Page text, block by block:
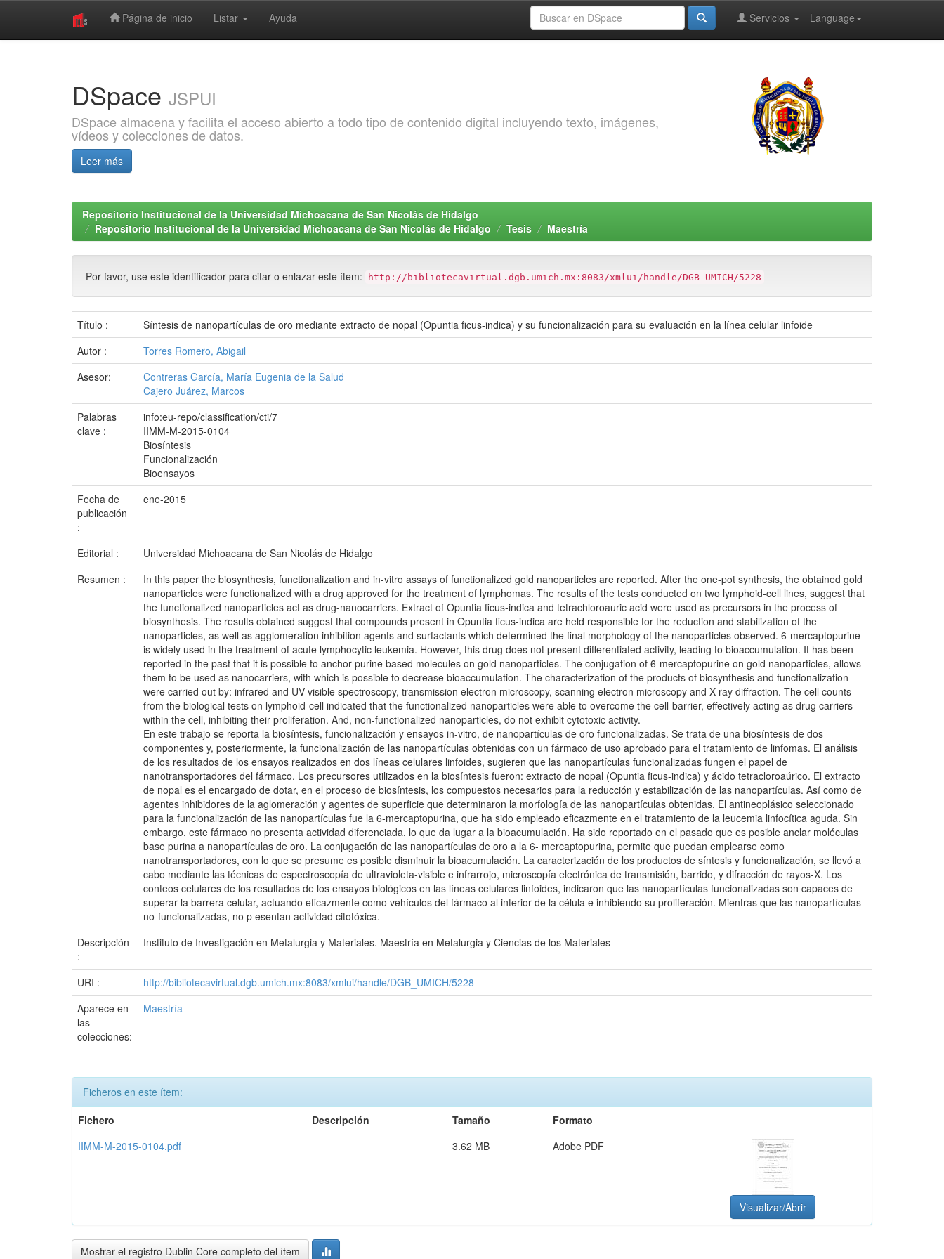
Página de inicio Listar Ayuda Language
Servicios
DSpace JSPUI
DSpace almacena y facilita el acceso abierto a todo tipo de contenido digital incluyendo texto, imágenes,
vídeos y colecciones de datos.
Leer más
Repositorio Institucional de la Universidad Michoacana de San Nicolás de Hidalgo
Repositorio Institucional de la Universidad Michoacana de San Nicolás de Hidalgo
Tesis Maestría
Por favor, use este identificador para citar o enlazar este ítem: http://bibliotecavirtual.dgb.umich.mx:8083/xmlui/handle/DGB_UMICH/5228
Título :
Síntesis de nanopartículas de oro mediante extracto de nopal (Opuntia ficus-indica) y su funcionalización para su evaluación en la línea celular linfoide
Autor :
Torres Romero, Abigail
Asesor:
Contreras García, María Eugenia de la Salud
Cajero Juárez, Marcos
Palabras
clave :
info:eu-repo/classification/cti/7
IIMM-M-2015-0104
Biosíntesis
Funcionalización
Bioensayos
Fecha de
publicación
:
ene-2015
Editorial :
Universidad Michoacana de San Nicolás de Hidalgo
Resumen :
In this paper the biosynthesis, functionalization and in-vitro assays of functionalized gold nanoparticles are reported. After the one-pot synthesis, the obtained gold
nanoparticles were functionalized with a drug approved for the treatment of lymphomas. The results of the tests conducted on two lymphoid-cell lines, suggest that
the functionalized nanoparticles act as drug-nanocarriers. Extract of Opuntia ficus-indica and tetrachloroauric acid were used as precursors in the process of
biosynthesis. The results obtained suggest that compounds present in Opuntia ficus-indica are held responsible for the reduction and stabilization of the
nanoparticles, as well as agglomeration inhibition agents and surfactants which determined the final morphology of the nanoparticles observed. 6-mercaptopurine
is widely used in the treatment of acute lymphocytic leukemia. However, this drug does not present differentiated activity, leading to bioaccumulation. It has been
reported in the past that it is possible to anchor purine based molecules on gold nanoparticles. The conjugation of 6-mercaptopurine on gold nanoparticles, allows
them to be used as nanocarriers, with which is possible to decrease bioaccumulation. The characterization of the products of biosynthesis and functionalization
were carried out by: infrared and UV-visible spectroscopy, transmission electron microscopy, scanning electron microscopy and X-ray diffraction. The cell counts
from the biological tests on lymphoid-cell indicated that the functionalized nanoparticles were able to overcome the cell-barrier, effectively acting as drug carriers
within the cell, inhibiting their proliferation. And, non-functionalized nanoparticles, do not exhibit cytotoxic activity.
En este trabajo se reporta la biosíntesis, funcionalización y ensayos in-vitro, de nanopartículas de oro funcionalizadas. Se trata de una biosíntesis de dos
componentes y, posteriormente, la funcionalización de las nanopartículas obtenidas con un fármaco de uso aprobado para el tratamiento de linfomas. El análisis
de los resultados de los ensayos realizados en dos líneas celulares linfoides, sugieren que las nanopartículas funcionalizadas fungen el papel de
nanotransportadores del fármaco. Los precursores utilizados en la biosíntesis fueron: extracto de nopal (Opuntia ficus-indica) y ácido tetracloroaúrico. El extracto
de nopal es el encargado de dotar, en el proceso de biosíntesis, los compuestos necesarios para la reducción y estabilización de las nanopartículas. Así como de
agentes inhibidores de la aglomeración y agentes de superficie que determinaron la morfología de las nanopartículas obtenidas. El antineoplásico seleccionado
para la funcionalización de las nanopartículas fue la 6-mercaptopurina, que ha sido empleado eficazmente en el tratamiento de la leucemia linfocítica aguda. Sin
embargo, este fármaco no presenta actividad diferenciada, lo que da lugar a la bioacumulación. Ha sido reportado en el pasado que es posible anclar moléculas
base purina a nanopartículas de oro. La conjugación de las nanopartículas de oro a la 6- mercaptopurina, permite que puedan emplearse como
nanotransportadores, con lo que se presume es posible disminuir la bioacumulación. La caracterización de los productos de síntesis y funcionalización, se llevó a
cabo mediante las técnicas de espectroscopía de ultravioleta-visible e infrarrojo, microscopía electrónica de transmisión, barrido, y difracción de rayos-X. Los
conteos celulares de los resultados de los ensayos biológicos en las líneas celulares linfoides, indicaron que las nanopartículas funcionalizadas son capaces de
superar la barrera celular, actuando eficazmente como vehículos del fármaco al interior de la célula e inhibiendo su proliferación. Mientras que las nanopartículas
no-funcionalizadas, no p esentan actividad citotóxica.
Descripción
:
Instituto de Investigación en Metalurgia y Materiales. Maestría en Metalurgia y Ciencias de los Materiales
URI :
http://bibliotecavirtual.dgb.umich.mx:8083/xmlui/handle/DGB_UMICH/5228
Aparece en
las
colecciones:
Maestría
Ficheros en este ítem:
Fichero
Descripción Tamaño
Formato
IIMM-M-2015-0104.pdf
3.62 MB Adobe PDF
Visualizar/Abrir
Mostrar el registro Dublin Core completo del ítem